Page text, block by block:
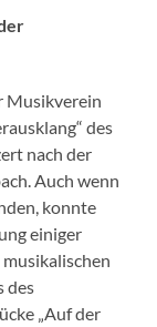
Musikverein
des
nach der
Auch wenn
konnte
einiger
des
„Auf der